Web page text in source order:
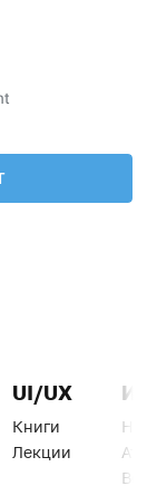
UI/UX
Книги
Лекции
Веб